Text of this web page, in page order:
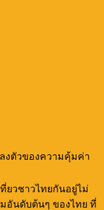
งตัวของความคุ้มค่า
ยวชาวไทยกันอยู่ไม่
มอันดับต้นๆ ของไทย ที่